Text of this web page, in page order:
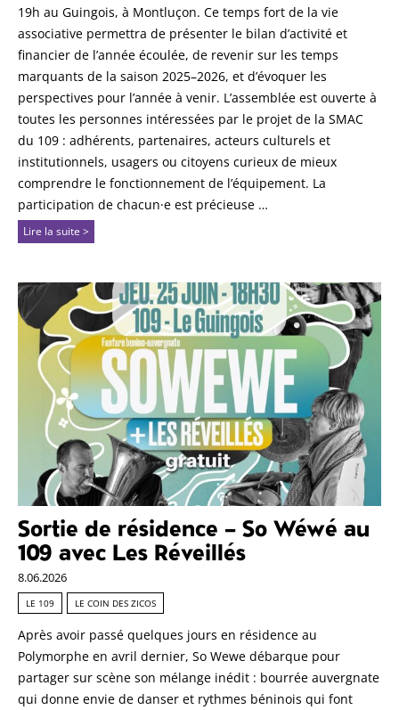
19h au Guingois, à Montluçon. Ce temps fort de la vie
associative permettra de présenter le bilan d’activité et
financier de l’année écoulée, de revenir sur les temps
marquants de la saison 2025–2026, et d’évoquer les
perspectives pour l’année à venir. L’assemblée est ouverte à
toutes les personnes intéressées par le projet de la SMAC
du 109 : adhérents, partenaires, acteurs culturels et
institutionnels, usagers ou citoyens curieux de mieux
comprendre le fonctionnement de l’équipement. La
participation de chacun·e est précieuse …
Lire la suite >
Sortie de résidence – So Wéwé au
109 avec Les Réveillés
8.06.2026
LE 109 LE COIN DES ZICOS
Après avoir passé quelques jours en résidence au
Polymorphe en avril dernier, So Wewe débarque pour
partager sur scène son mélange inédit : bourrée auvergnate
qui donne envie de danser et rythmes béninois qui font